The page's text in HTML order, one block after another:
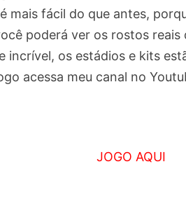
mais fácil do que antes,
poderá ver os rostos
incrível, os estádios e kits
acessa meu canal no
JOGO AQUI